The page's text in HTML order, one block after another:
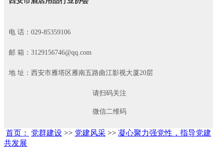
电 话：029-85359106
邮 箱：3129156746@qq.com
地 址：西安市雁塔区雁南五路曲江影视大厦20层
请扫码关注
微信二维码
首页： 党群建设 >> 党建风采 >> 凝心聚力强党性，指导党建
共发展